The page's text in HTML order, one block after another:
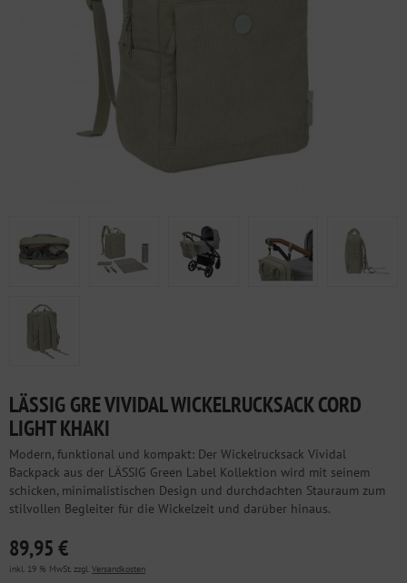
LÄSSIG GRE VIVIDAL WICKELRUCKSACK CORD
LIGHT KHAKI
Modern, funktional und kompakt: Der Wickelrucksack Vividal
Backpack aus der LÄSSIG Green Label Kollektion wird mit seinem
schicken, minimalistischen Design und durchdachten Stauraum zum
stilvollen Begleiter für die Wickelzeit und darüber hinaus.
89,95 €
inkl. 19 % MwSt. zzgl. Versandkosten